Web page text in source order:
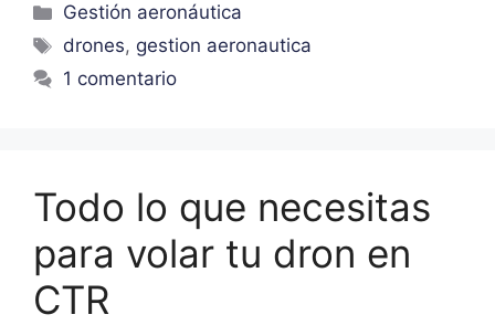
Gestión aeronáutica
drones, gestion aeronautica
1 comentario
Todo lo que necesitas
para volar tu dron en
CTR